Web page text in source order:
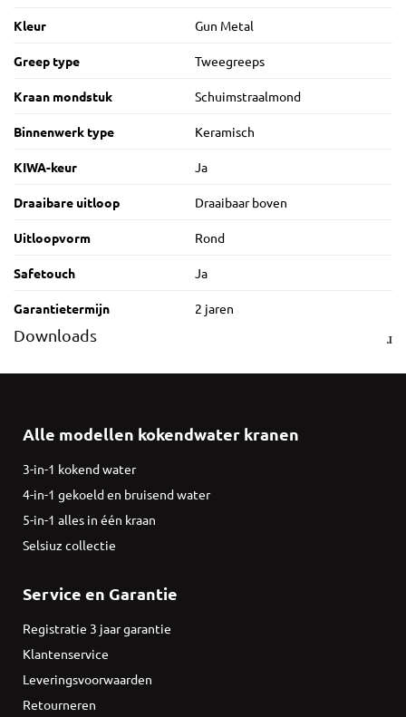
Kleur Gun Metal
Greep type Tweegreeps
Kraan mondstuk Schuimstraalmond
Binnenwerk type Keramisch
KIWA-keur Ja
Draaibare uitloop Draaibaar boven
Uitloopvorm Rond
Safetouch Ja
Garantietermijn 2 jaren
Downloads
Alle modellen kokendwater kranen
3-in-1 kokend water
4-in-1 gekoeld en bruisend water
5-in-1 alles in één kraan
Selsiuz collectie
Service en Garantie
Registratie 3 jaar garantie
Klantenservice
Leveringsvoorwaarden
Retourneren